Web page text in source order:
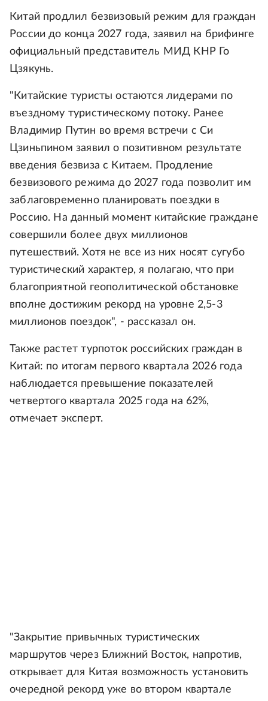
Китай продлил безвизовый режим для граждан
России до конца 2027 года, заявил на брифинге
официальный представитель МИД КНР Го
Цзякунь.
"Китайские туристы остаются лидерами по
въездному туристическому потоку. Ранее
Владимир Путин во время встречи с Си
Цзиньпином заявил о позитивном результате
введения безвиза с Китаем. Продление
безвизового режима до 2027 года позволит им
заблаговременно планировать поездки в
Россию. На данный момент китайские граждане
совершили более двух миллионов
путешествий. Хотя не все из них носят сугубо
туристический характер, я полагаю, что при
благоприятной геополитической обстановке
вполне достижим рекорд на уровне 2,5-3
миллионов поездок", - рассказал он.
Также растет турпоток российских граждан в
Китай: по итогам первого квартала 2026 года
наблюдается превышение показателей
четвертого квартала 2025 года на 62%,
отмечает эксперт.
"Закрытие привычных туристических
маршрутов через Ближний Восток, напротив,
открывает для Китая возможность установить
очередной рекорд уже во втором квартале